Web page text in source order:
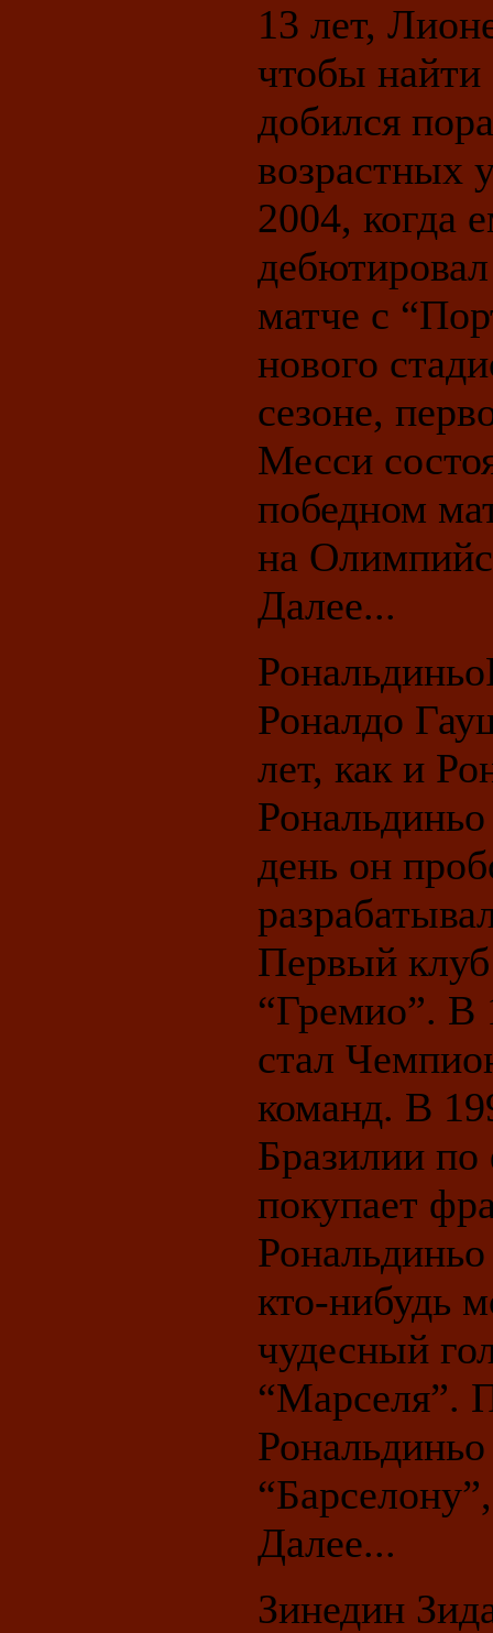
13 лет,
чтобы
добился
возрастных
2004, когда
матче с
нового
сезоне,
Месси
победном
на
Далее...
Роналдо
лет, как и
день он
Первый
“Гремио”. В
стал
команд. В
Бразилии по
покупает
кто-нибудь
чудесный
“Марселя”.
Далее...
Зинедин